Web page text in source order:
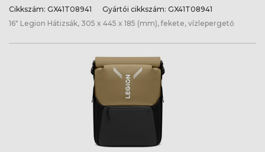
Cikkszám: GX41T08941 Gyártói cikkszám: GX41T08941
16" Legion Hátizsák, 305 x 445 x 185 (mm), fekete, vízlepergető